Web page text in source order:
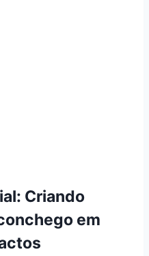
Criando
em